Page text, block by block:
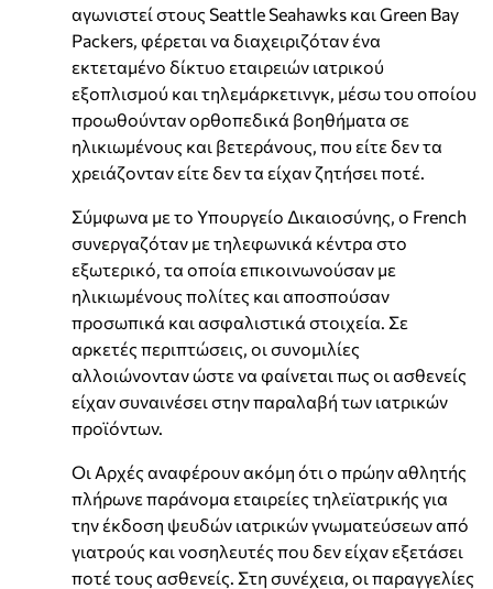
αγωνιστεί στους Seattle Seahawks και Green Bay
Packers, φέρεται να διαχειριζόταν ένα
εκτεταμένο δίκτυο εταιρειών ιατρικού
εξοπλισμού και τηλεμάρκετινγκ, μέσω του οποίου
προωθούνταν ορθοπεδικά βοηθήματα σε
ηλικιωμένους και βετεράνους, που είτε δεν τα
χρειάζονταν είτε δεν τα είχαν ζητήσει ποτέ.
Σύμφωνα με το Υπουργείο Δικαιοσύνης, ο French
συνεργαζόταν με τηλεφωνικά κέντρα στο
εξωτερικό, τα οποία επικοινωνούσαν με
ηλικιωμένους πολίτες και αποσπούσαν
προσωπικά και ασφαλιστικά στοιχεία. Σε
αρκετές περιπτώσεις, οι συνομιλίες
αλλοιώνονταν ώστε να φαίνεται πως οι ασθενείς
είχαν συναινέσει στην παραλαβή των ιατρικών
προϊόντων.
Οι Αρχές αναφέρουν ακόμη ότι ο πρώην αθλητής
πλήρωνε παράνομα εταιρείες τηλεϊατρικής για
την έκδοση ψευδών ιατρικών γνωματεύσεων από
γιατρούς και νοσηλευτές που δεν είχαν εξετάσει
ποτέ τους ασθενείς. Στη συνέχεια, οι παραγγελίες